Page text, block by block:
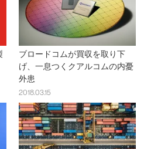
ブロードコムが買収を取り下
げ、一息つくクアルコムの内憂
外患
2018.03.15